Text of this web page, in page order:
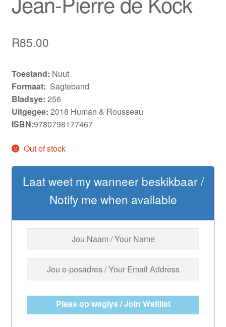
R85.00
Toestand: Nuut
Formaat: Sagteband
Bladsye: 256
Uitgegee: 2018 Human & Rousseau
ISBN:9780798177467
Out of stock
Laat weet my wanneer beskikbaar /
Notify me when available
Plaas op waglys / Join Waitlist